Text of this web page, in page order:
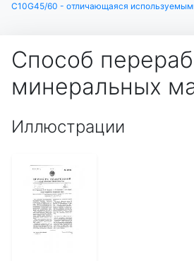
C10G45/60 - отличающаяся
Способ
минеральных
Иллюстрации